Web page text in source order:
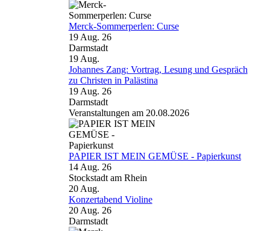
Merck-Sommerperlen: Curse
19 Aug. 26
Darmstadt
19 Aug.
Johannes Zang: Vortrag, Lesung und Gespräch
zu Christen in Palästina
19 Aug. 26
Darmstadt
Veranstaltungen am 20.08.2026
PAPIER IST MEIN GEMÜSE - Papierkunst
14 Aug. 26
Stockstadt am Rhein
20 Aug.
Konzertabend Violine
20 Aug. 26
Darmstadt